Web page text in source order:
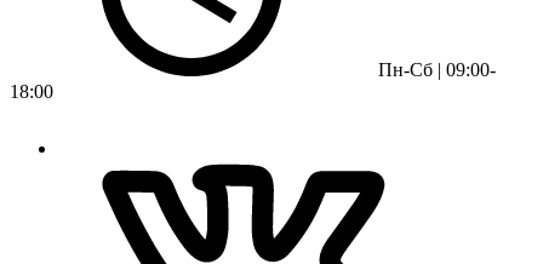
Пн-Сб | 09:00-
18:00